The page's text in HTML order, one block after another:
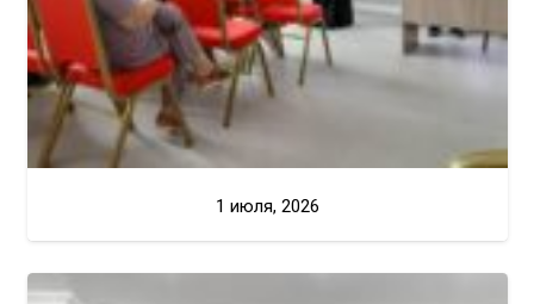
1 июля, 2026